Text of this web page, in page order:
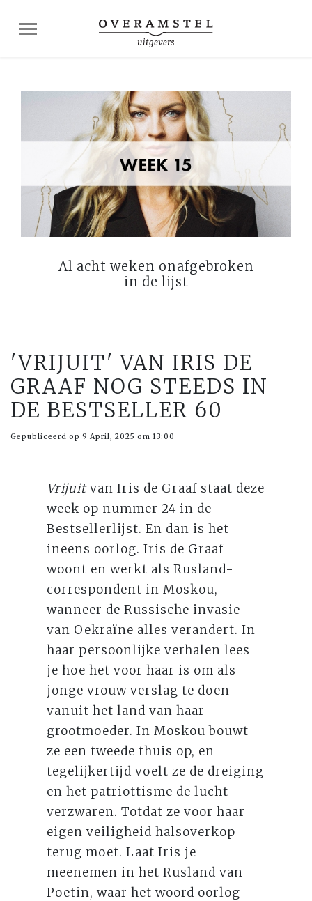
Al acht weken onafgebroken
in de lijst
'VRIJUIT' VAN IRIS DE
GRAAF NOG STEEDS IN
DE BESTSELLER 60
Gepubliceerd op 9 April, 2025 om 13:00
Vrijuitvan Iris de Graaf staat deze
week op nummer 24 in de
Bestsellerlijst. En dan is het
ineens oorlog. Iris de Graaf
woont en werkt als Rusland-
correspondent in Moskou,
wanneer de Russische invasie
van Oekraïne alles verandert. In
haar persoonlijke verhalen lees
je hoe het voor haar is om als
jonge vrouw verslag te doen
vanuit het land van haar
grootmoeder. In Moskou bouwt
ze een tweede thuis op, en
tegelijkertijd voelt ze de dreiging
en het patriottisme de lucht
verzwaren. Totdat ze voor haar
eigen veiligheid halsoverkop
terug moet. Laat Iris je
meenemen in het Rusland van
Poetin, waar het woord oorlog